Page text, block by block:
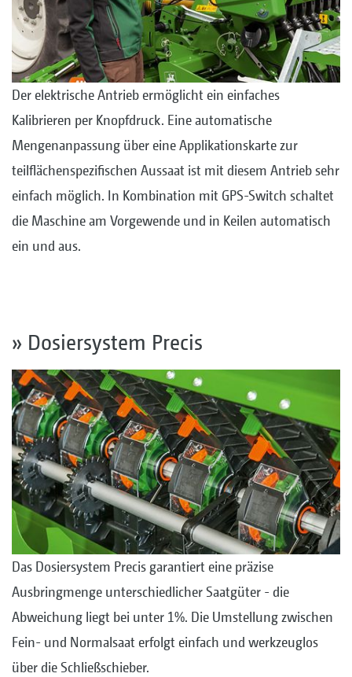
Der elektrische Antrieb ermöglicht ein einfaches
Kalibrieren per Knopfdruck. Eine automatische
Mengenanpassung über eine Applikationskarte zur
teilflächenspezifischen Aussaat ist mit diesem Antrieb sehr
einfach möglich. In Kombination mit GPS-Switch schaltet
die Maschine am Vorgewende und in Keilen automatisch
ein und aus.
» Dosiersystem Precis
Das Dosiersystem Precis garantiert eine präzise
Ausbringmenge unterschiedlicher Saatgüter - die
Abweichung liegt bei unter 1%. Die Umstellung zwischen
Fein- und Normalsaat erfolgt einfach und werkzeuglos
über die Schließschieber.